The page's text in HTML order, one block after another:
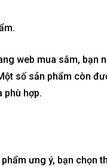
web mua sắm,
số sản phẩm còn
phù hợp.
ưng ý, bạn chọn